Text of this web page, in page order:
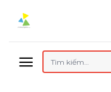
Tìm
kiếm: